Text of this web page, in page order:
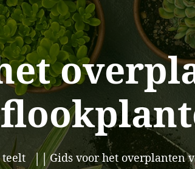
Gids voor het overplanten